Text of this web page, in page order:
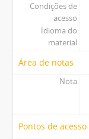
Condições de
acesso
Idioma do
material
Área de notas
Nota
Pontos de acesso